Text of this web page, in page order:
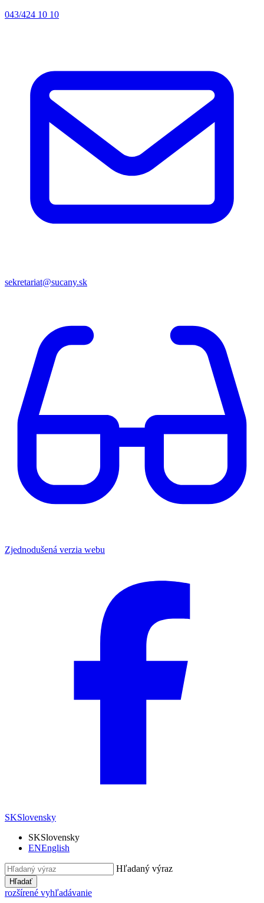
043/424 10 10
sekretariat@sucany.sk
Zjednodušená verzia webu
SKSlovensky
SKSlovensky
ENEnglish
Hľadaný výraz
Hľadať
rozšírené vyhľadávanie